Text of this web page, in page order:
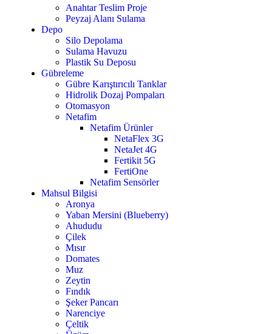
Anahtar Teslim Proje
Peyzaj Alanı Sulama
Depo
Silo Depolama
Sulama Havuzu
Plastik Su Deposu
Gübreleme
Gübre Karıştırıcılı Tanklar
Hidrolik Dozaj Pompaları
Otomasyon
Netafim
Netafim Ürünler
NetaFlex 3G
NetaJet 4G
Fertikit 5G
FertiOne
Netafim Sensörler
Mahsul Bilgisi
Aronya
Yaban Mersini (Blueberry)
Ahududu
Çilek
Mısır
Domates
Muz
Zeytin
Fındık
Şeker Pancarı
Narenciye
Çeltik